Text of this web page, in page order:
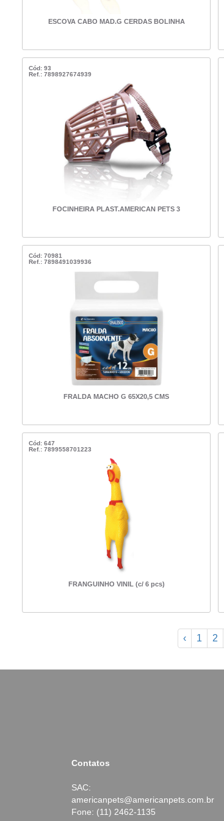
ESCOVA CABO MAD.G CERDAS BOLINHA
Cód: 93
Ref.: 7898927674939
FOCINHEIRA PLAST.AMERICAN PETS 3
Cód: 70981
Ref.: 7898491039936
FRALDA MACHO G 65X20,5 CMS
Cód: 647
Ref.: 7899558701223
FRANGUINHO VINIL (c/ 6 pcs)
‹ 1 2
Contatos
SAC:
americanpets@americanpets.com.br
Fone: (11) 2462-1135